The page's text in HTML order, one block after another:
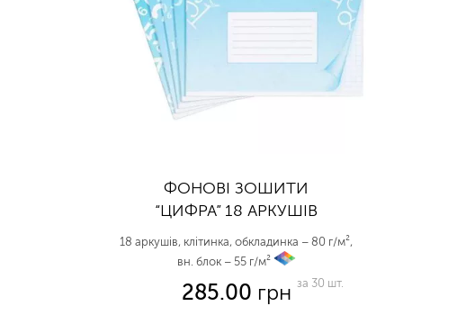
ФОНОВІ ЗОШИТИ
“ЦИФРА” 18 АРКУШІВ
18 аркушів, клітинка, обкладинка – 80 г/м²,
вн. блок – 55 г/м²
285.00 грн за 30 шт.